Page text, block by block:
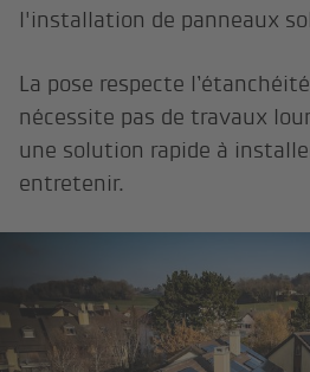
l'installation de panneaux
La pose respecte
nécessite pas de travaux
une solution rapide à
entretenir.